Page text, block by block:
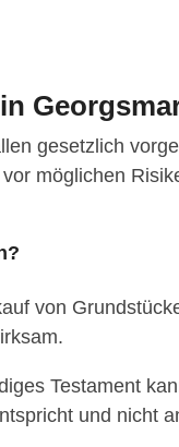
gesetzlich
möglichen
von
Testament
und nicht